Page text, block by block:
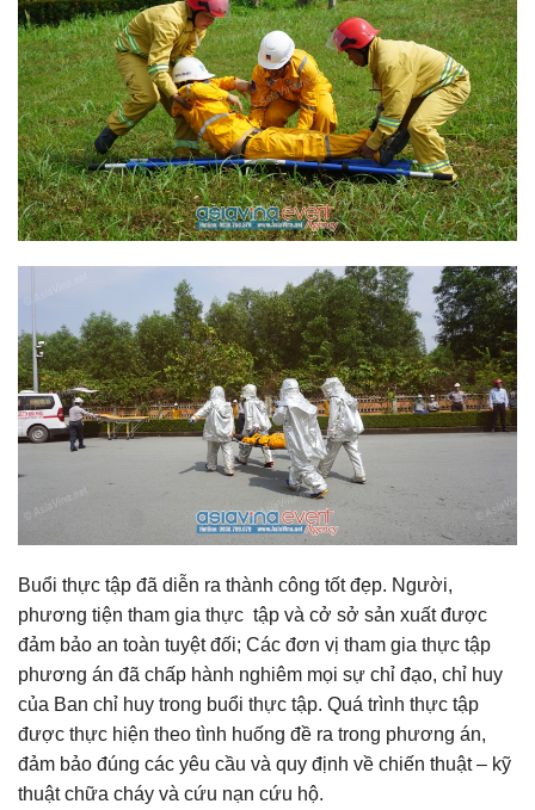
Buổi thực tập đã diễn ra thành công tốt đẹp. Người,
phương tiện tham gia thực tập và cở sở sản xuất được
đảm bảo an toàn tuyệt đối; Các đơn vị tham gia thực tập
phương án đã chấp hành nghiêm mọi sự chỉ đạo, chỉ huy
của Ban chỉ huy trong buổi thực tập. Quá trình thực tập
được thực hiện theo tình huống đề ra trong phương án,
đảm bảo đúng các yêu cầu và quy định về chiến thuật – kỹ
thuật chữa cháy và cứu nạn cứu hộ.